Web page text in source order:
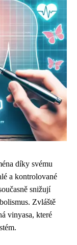
díky svému
a kontrolované
snižují
Zvláště
vinyasa, které